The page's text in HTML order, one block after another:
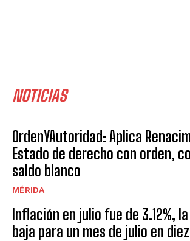
NOTICIAS
OrdenYAutoridad: Aplica
Estado de derecho con orden,
saldo blanco
MÉRIDA
Inflación en julio fue de 3.12%,
baja para un mes de julio en diez